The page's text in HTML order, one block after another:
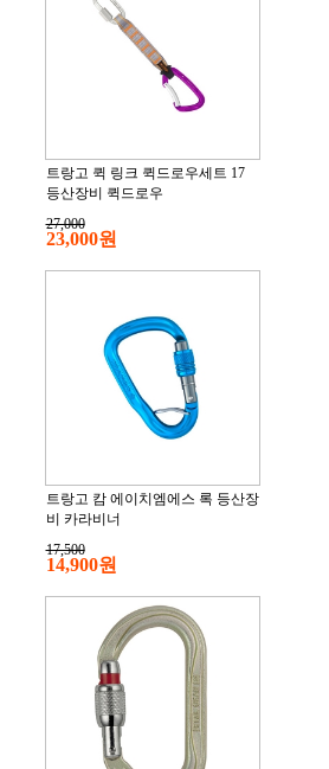
트랑고 퀵 링크 퀵드로우세트 17
등산장비 퀵드로우
27,000
23,000원
트랑고 캄 에이치엠에스 록 등산장
비 카라비너
17,500
14,900원